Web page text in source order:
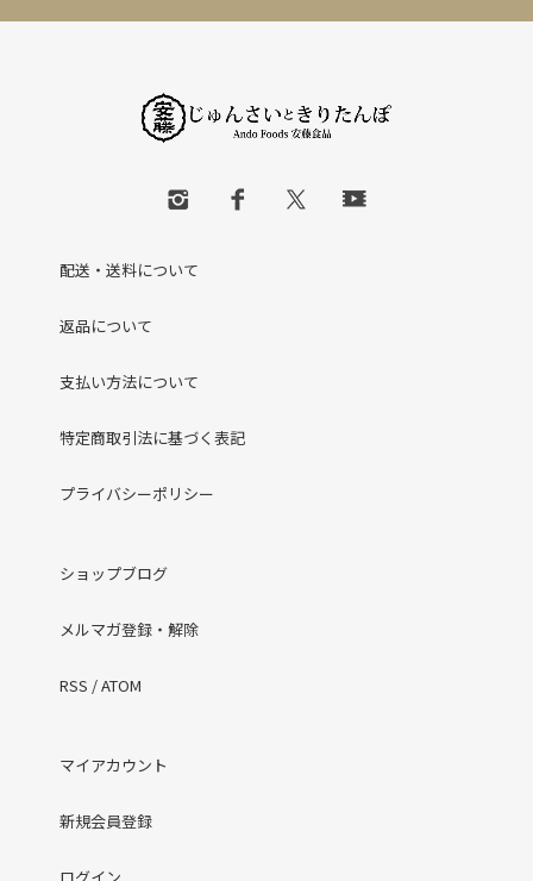
配送・送料について
返品について
支払い方法について
特定商取引法に基づく表記
プライバシーポリシー
ショップブログ
メルマガ登録・解除
RSS /ATOM
マイアカウント
新規会員登録